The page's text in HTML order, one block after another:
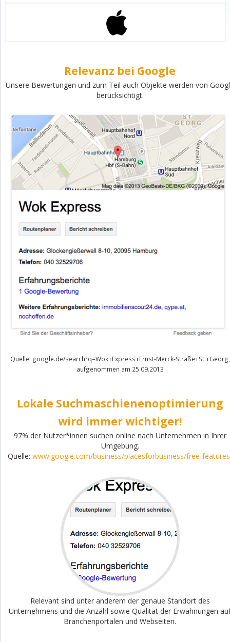
Relevanz bei Google
Unsere Bewertungen und zum Teil auch Objekte werden von
berücksichtigt.
Quelle: google.de/search?q=Wok+Express+Ernst-Merck-Straße+St.+Georg,
aufgenommen am 25.09.2013
Lokale Suchmaschienenoptimierung
wird immer wichtiger!
97% der Nutzer*innen suchen online nach Unternehmen in Ihrer
Umgebung.
Quelle: www.google.com/business/placesforbusiness/free-
Relevant sind unter anderem der genaue Standort des
Unternehmens und die Anzahl sowie Qualität der Erwähnungen
Branchenportalen und Webseiten.